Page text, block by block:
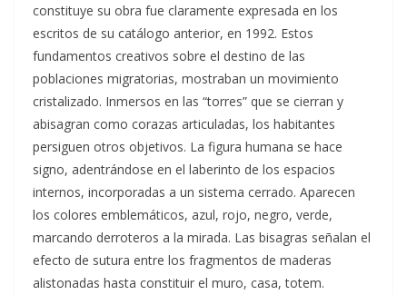
constituye su obra fue claramente expresada en los
escritos de su catálogo anterior, en 1992. Estos
fundamentos creativos sobre el destino de las
poblaciones migratorias, mostraban un movimiento
cristalizado. Inmersos en las “torres” que se cierran y
abisagran como corazas articuladas, los habitantes
persiguen otros objetivos. La figura humana se hace
signo, adentrándose en el laberinto de los espacios
internos, incorporadas a un sistema cerrado. Aparecen
los colores emblemáticos, azul, rojo, negro, verde,
marcando derroteros a la mirada. Las bisagras señalan el
efecto de sutura entre los fragmentos de maderas
alistonadas hasta constituir el muro, casa, totem.